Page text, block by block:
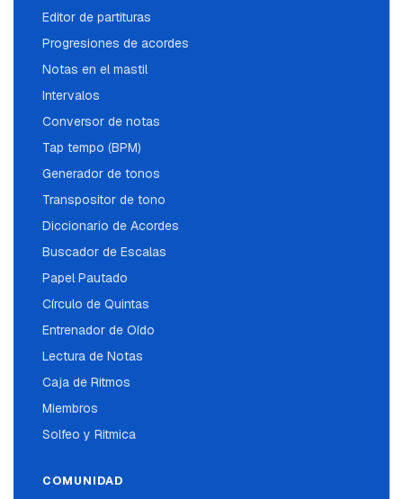
Editor de partituras
Progresiones de acordes
Notas en el mastil
Intervalos
Conversor de notas
Tap tempo (BPM)
Generador de tonos
Transpositor de tono
Diccionario de Acordes
Buscador de Escalas
Papel Pautado
Círculo de Quintas
Entrenador de Oído
Lectura de Notas
Caja de Ritmos
Miembros
Solfeo y Ritmica
COMUNIDAD